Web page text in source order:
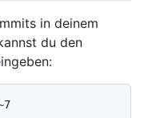
in deinem
du den